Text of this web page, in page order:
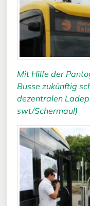
Mit Hilfe der
Busse zukünftig
dezentralen
swt/Schermaul)